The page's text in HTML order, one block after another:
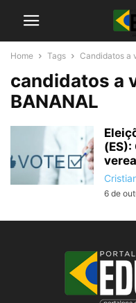
Home Tags Candidatos a
candidatos a
BANANAL
6 de